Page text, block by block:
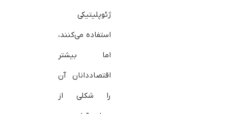
ژئوپلیتیکی
استفاده می‌کنند،
اما بیشتر
اقتصاددانان آن
را شکلی از